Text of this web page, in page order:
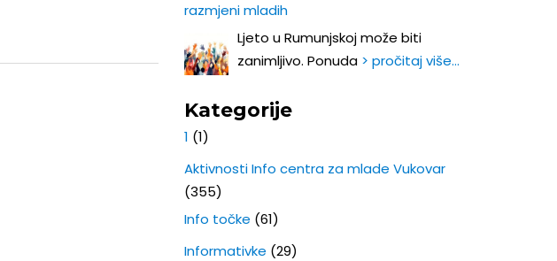
razmjeni mladih
Ljeto u Rumunjskoj može biti
zanimljivo. Ponuda > pročitaj više…
Kategorije
1 (1)
Aktivnosti Info centra za mlade Vukovar
(355)
Info točke (61)
Informativke (29)